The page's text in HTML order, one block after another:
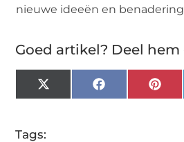
nieuwe ideeën en
Goed artikel? Deel hem
X
(Twitter)
Facebook
Tags: